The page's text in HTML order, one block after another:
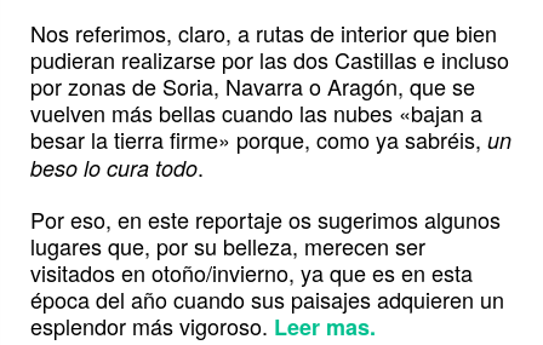
Nos referimos, claro, a rutas de interior que bien
pudieran realizarse por las dos Castillas e incluso
por zonas de Soria, Navarra o Aragón, que se
vuelven más bellas cuando las nubes «bajan a
besar la tierra firme» porque, como ya sabréis, un
beso lo cura todo.
Por eso, en este reportaje os sugerimos algunos
lugares que, por su belleza, merecen ser
visitados en otoño/invierno, ya que es en esta
época del año cuando sus paisajes adquieren un
esplendor más vigoroso. Leer mas.